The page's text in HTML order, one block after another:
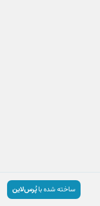
ساخته شده باپُرس‌لاین